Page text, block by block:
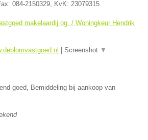
084-2150329, KvK: 23079315
makelaardij og. / Woningkeur Hendrik
Screenshot ▼
goed, Bemiddeling bij aankoop van